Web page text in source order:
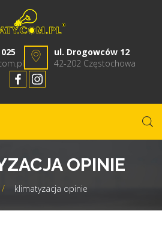
ul. Drogowców 12
42-202 Częstochowa
OPINIE
/ klimatyzacja opinie